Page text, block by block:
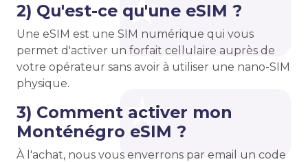
2) Qu'est-ce qu'une eSIM ?
Une eSIM est une SIM numérique qui vous
permet d'activer un forfait cellulaire auprès de
votre opérateur sans avoir à utiliser une nano-SIM
physique.
3) Comment activer mon
Monténégro eSIM ?
À l'achat, nous vous enverrons par email un code